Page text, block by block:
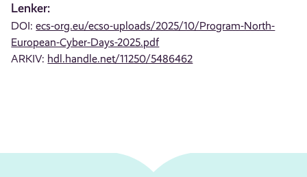
Lenker:
DOI:ecs-org.eu/ecso-uploads/2025/10/Program-North-
European-Cyber-Days-2025.pdf
ARKIV: hdl.handle.net/11250/5486462